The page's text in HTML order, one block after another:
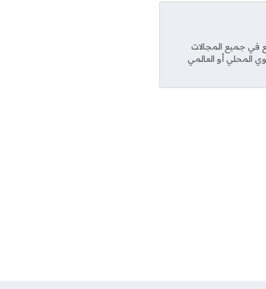
من المواقع في جميع المجالات
المحلي أو العالمي